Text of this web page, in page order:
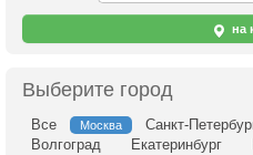
на
Выберите город
Все Москва Санкт-
Волгоград
Екатеринбург